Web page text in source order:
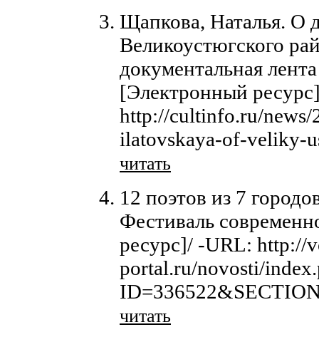
Щапкова, Наталья. О
Великоустюгского
документальная
[Электронный
http://cultinfo.ru/
ilatovskaya-of-veliky-
читать
12 поэтов из 7
Фестиваль
ресурс]/ -URL: http://
portal.ru/novosti/
читать